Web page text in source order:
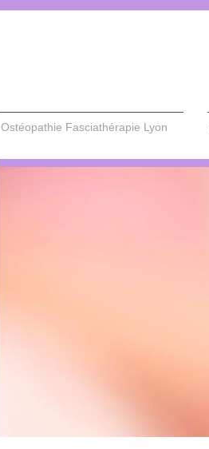
Ostéopathie Fasciathérapie Lyon